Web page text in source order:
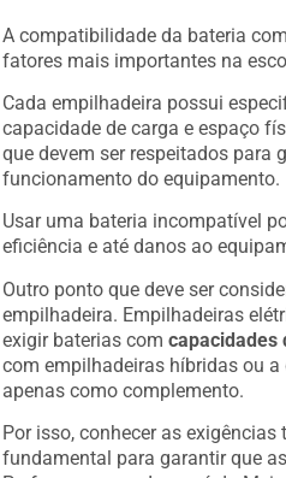
A compatibilidade da bateria
fatores mais importantes na
Cada empilhadeira possui
capacidade de carga e espaço
que devem ser respeitados para
funcionamento do equipamento.
Usar uma bateria incompatível
eficiência e até danos ao
Outro ponto que deve ser
empilhadeira. Empilhadeiras
exigir baterias comcapacidades
com empilhadeiras híbridas ou
apenas como complemento.
Por isso, conhecer as
fundamental para garantir que